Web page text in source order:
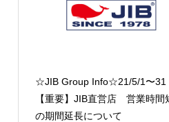
☆JIB Group Info☆21/5/1〜
【重要】JIB直営店 営業時間
の期間延長について